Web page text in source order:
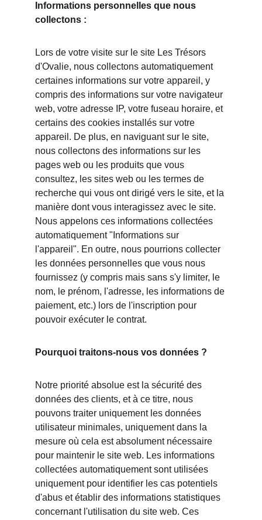
Informations personnelles que nous
collectons :
Lors de votre visite sur le site Les Trésors
d'Ovalie, nous collectons automatiquement
certaines informations sur votre appareil, y
compris des informations sur votre navigateur
web, votre adresse IP, votre fuseau horaire, et
certains des cookies installés sur votre
appareil. De plus, en naviguant sur le site,
nous collectons des informations sur les
pages web ou les produits que vous
consultez, les sites web ou les termes de
recherche qui vous ont dirigé vers le site, et la
manière dont vous interagissez avec le site.
Nous appelons ces informations collectées
automatiquement "Informations sur
l'appareil". En outre, nous pourrions collecter
les données personnelles que vous nous
fournissez (y compris mais sans s'y limiter, le
nom, le prénom, l'adresse, les informations de
paiement, etc.) lors de l'inscription pour
pouvoir exécuter le contrat.
Pourquoi traitons-nous vos données ?
Notre priorité absolue est la sécurité des
données des clients, et à ce titre, nous
pouvons traiter uniquement les données
utilisateur minimales, uniquement dans la
mesure où cela est absolument nécessaire
pour maintenir le site web. Les informations
collectées automatiquement sont utilisées
uniquement pour identifier les cas potentiels
d'abus et établir des informations statistiques
concernant l'utilisation du site web. Ces